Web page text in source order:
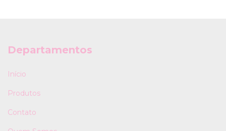
Departamentos
Início
Produtos
Contato